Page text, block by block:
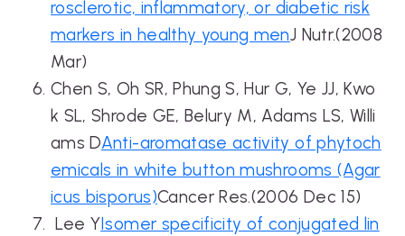
rosclerotic, inflammatory, or diabetic risk
markers in healthy young menJ Nutr.(2008
Mar)
Chen S, Oh SR, Phung S, Hur G, Ye JJ, Kwo
k SL, Shrode GE, Belury M, Adams LS, Willi
ams DAnti-aromatase activity of phytoch
emicals in white button mushrooms (Agar
icus bisporus)Cancer Res.(2006 Dec 15)
Lee YIsomer specificity of conjugated lin